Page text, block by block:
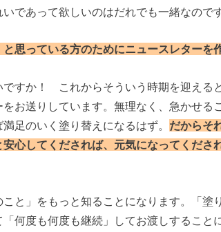
であって欲しいのはだれでも一緒なのです
思っている方のためにニュースレターを
ですか！ これからそういう時期を迎える
お送りしています。無理なく、急かせる
足のいく塗り替えになるはず。 だからそ
心してくだされば、元気になってくださ
と」をもっと知ることになります。「塗
何度も何度も継続」してお渡しすること